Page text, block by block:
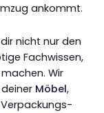
ankommt.
nicht nur den
Fachwissen,
Wir
Möbel,